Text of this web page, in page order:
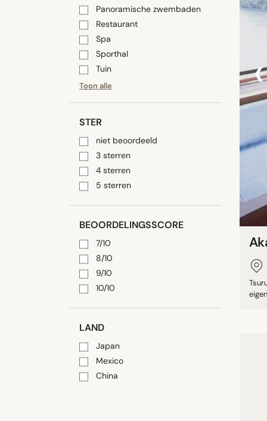
Panoramische zwembaden
Restaurant
Spa
Sporthal
Tuin
Toon alle
STER
niet beoordeeld
3 sterren
4 sterren
5 sterren
BEOORDELINGSSCORE
7/10
8/10
9/10
10/10
LAND
Japan
Mexico
China
‹